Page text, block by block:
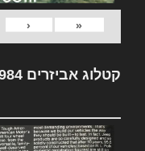
«
‹
קטלוג אביזרים Jeep 1984